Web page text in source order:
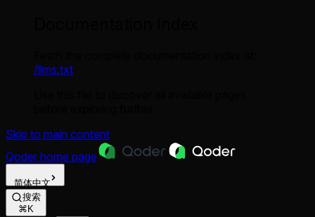
/llms.txt
Skip to main content
Qoder home page
简体中文
搜索
⌘K